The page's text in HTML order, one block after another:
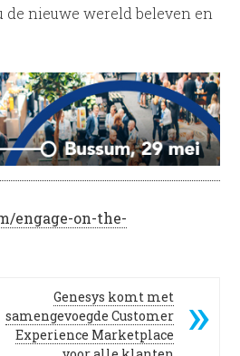
nieuwe wereld beleven en
engage-on-the-
Genesys komt met
samengevoegde Customer
Experience Marketplace